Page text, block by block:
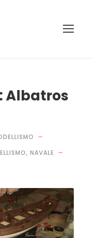
Albatros
, NAVALE